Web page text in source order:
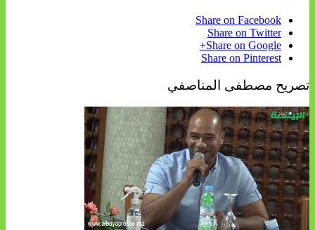
Share on Facebook
Share on Twitter
Share on Google+
Share on Pinterest
تصريح مصطفى المناصفي